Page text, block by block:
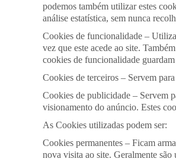
podemos também utilizar estes
análise estatística, sem nunca
Cookies de funcionalidade –
vez que este acede ao site.
cookies de funcionalidade
Cookies de terceiros – Servem
Cookies de publicidade – Servem
visionamento do anúncio. Estes
As Cookies utilizadas podem ser:
Cookies permanentes – Ficam
nova visita ao site. Geralmente